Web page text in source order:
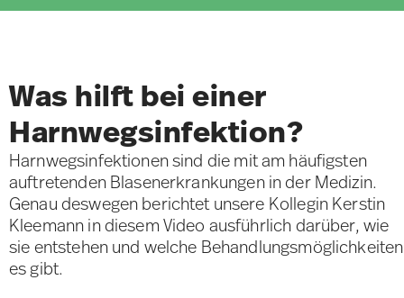
Was hilft bei einer
Harnwegsinfektion?
Harnwegsinfektionensind die mit am häufigsten
auftretendenBlasenerkrankungenin der Medizin.
Genau deswegen berichtet unsere Kollegin Kerstin
Kleemann in diesem Video ausführlich darüber, wie
sie entstehen und welche Behandlungsmöglichkeiten
es gibt.